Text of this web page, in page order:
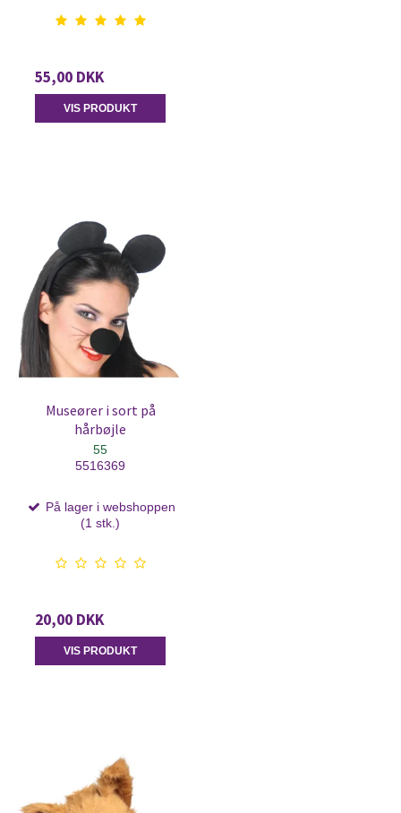
55,00 DKK
VIS PRODUKT
Museører i sort på
hårbøjle
55
5516369
På lager i webshoppen
(1 stk.)
20,00 DKK
VIS PRODUKT